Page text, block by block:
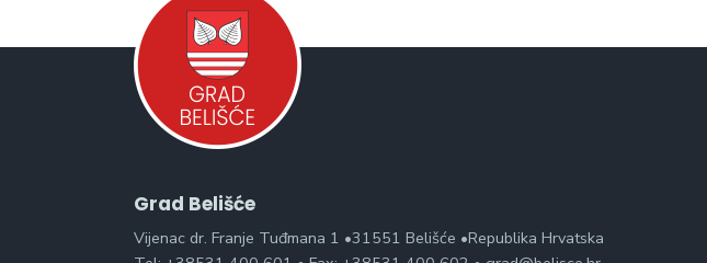
Grad Belišće
Vijenac dr. Franje Tuđmana 1 •31551 Belišće •Republika Hrvatska